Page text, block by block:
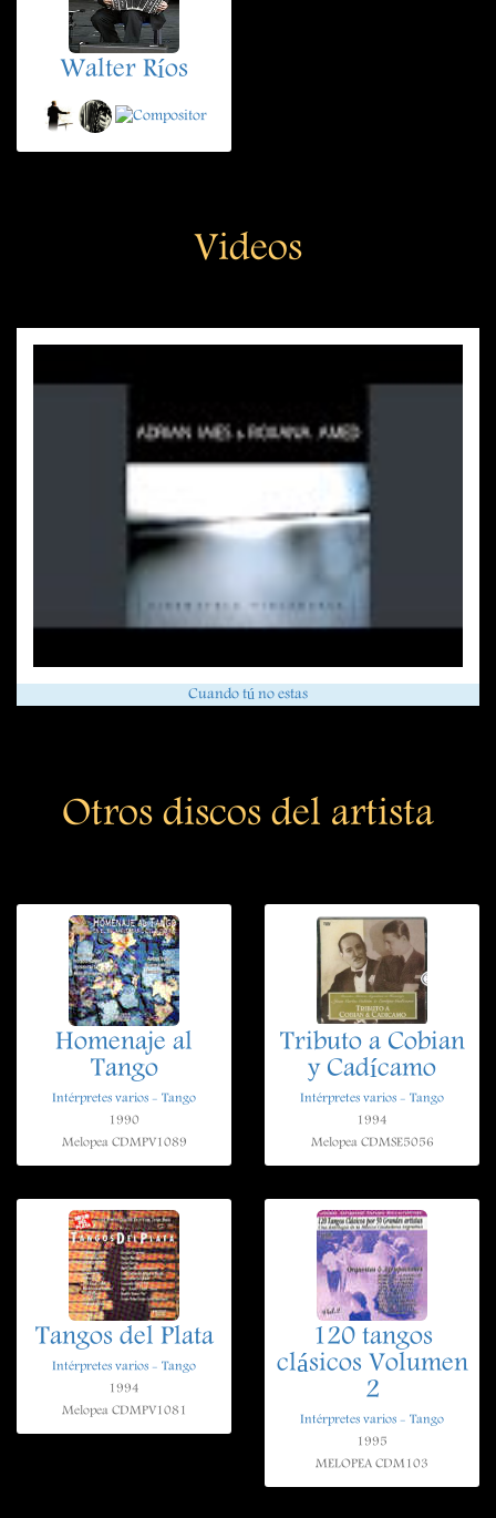
Walter Ríos
Videos
Cuando tú no estas
Otros discos del artista
Homenaje al
Tango
Intérpretes varios - Tango
1990
Melopea CDMPV1089
Tributo a Cobian
y Cadícamo
Intérpretes varios - Tango
1994
Melopea CDMSE5056
Tangos del Plata
Intérpretes varios - Tango
1994
Melopea CDMPV1081
120 tangos
clásicos Volumen
2
Intérpretes varios - Tango
1995
MELOPEA CDM103